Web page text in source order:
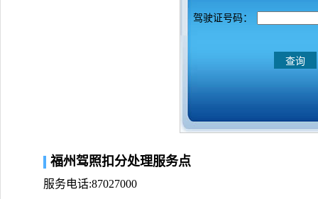
驾驶证号码：
福州驾照扣分处理服务点
服务电话:87027000